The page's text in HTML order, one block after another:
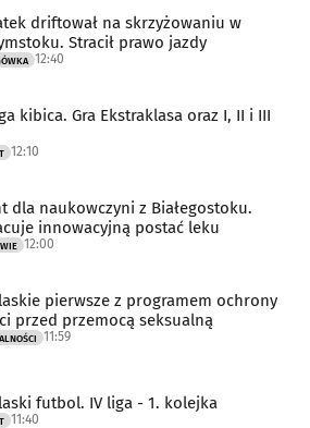
driftował na skrzyżowaniu w
Stracił prawo jazdy
12:40
kibica. Gra Ekstraklasa oraz I, II i III
12:10
dla naukowczyni z Białegostoku.
innowacyjną postać leku
12:00
pierwsze z programem ochrony
przed przemocą seksualną
11:59
futbol. IV liga - 1. kolejka
11:40